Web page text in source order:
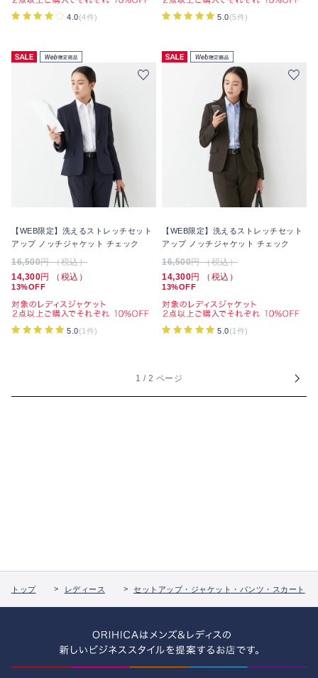
4.0(4件) 5.0(5件)
【WEB限定】洗えるストレッチセット
アップ ノッチジャケット チェック
16,500円 （税込）
14,300円 （税込）
13%OFF
5.0(1件)
【WEB限定】洗えるストレッチセット
アップ ノッチジャケット チェック
16,500円 （税込）
14,300円 （税込）
13%OFF
5.0(1件)
1 / 2 ページ
トップ レディース セットアップ・ジャケット・パンツ・スカート